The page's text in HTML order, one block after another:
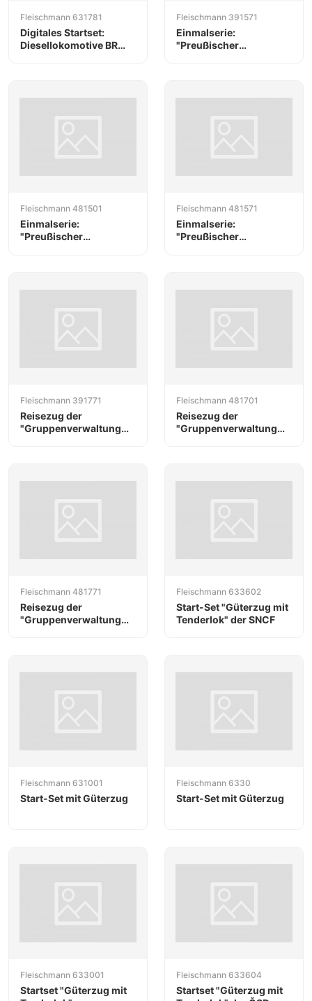
Fleischmann 631781
Digitales Startset:
Diesellokomotive BR
Fleischmann 391571
Einmalserie:
"Preußischer
Fleischmann 481501
Einmalserie:
"Preußischer
Fleischmann 481571
Einmalserie:
"Preußischer
Fleischmann 391771
Reisezug der
"Gruppenverwaltung
Fleischmann 481701
Reisezug der
"Gruppenverwaltung
Fleischmann 481771
Reisezug der
"Gruppenverwaltung
Fleischmann 633602
Start-Set "Güterzug mit
Tenderlok" der SNCF
Fleischmann 631001
Start-Set mit Güterzug
Fleischmann 6330
Start-Set mit Güterzug
Fleischmann 633001
Startset "Güterzug mit
Fleischmann 633604
Startset "Güterzug mit